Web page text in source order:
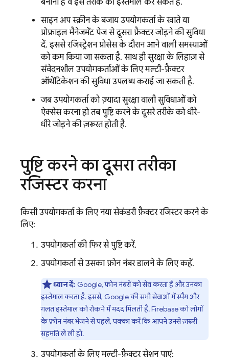
बनाना है वे इस तरीके का इस्तेमाल कर सकते हैं.
साइन अप स्क्रीन के बजाय, उपयोगकर्ता के खाते या
प्रोफ़ाइल मैनेजमेंट पेज से दूसरा फ़ैक्टर जोड़ने की सुविधा
दें. इससे रजिस्ट्रेशन प्रोसेस के दौरान आने वाली समस्याओं
को कम किया जा सकता है. साथ ही, सुरक्षा के लिहाज़ से
संवेदनशील उपयोगकर्ताओं के लिए, मल्टी-फ़ैक्टर
ऑथेंटिकेशन की सुविधा उपलब्ध कराई जा सकती है.
जब उपयोगकर्ता को ज़्यादा सुरक्षा वाली सुविधाओं को
ऐक्सेस करना हो, तब पुष्टि करने के दूसरे तरीके को धीरे-
धीरे जोड़ने की ज़रूरत होती है.
पुष्टि करने का दूसरा तरीका
रजिस्टर करना
किसी उपयोगकर्ता के लिए नया सेकंडरी फ़ैक्टर रजिस्टर करने के
लिए:
उपयोगकर्ता की फिर से पुष्टि करें.
उपयोगकर्ता से उसका फ़ोन नंबर डालने के लिए कहें.
ध्यान दें: Google, फ़ोन नंबरों को सेव करता है और उनका
इस्तेमाल करता है. इससे, Google की सभी सेवाओं में स्पैम और
गलत इस्तेमाल को रोकने में मदद मिलती है.Firebaseको लोगों
के फ़ोन नंबर भेजने से पहले, पक्का करें कि आपने उनसे ज़रूरी
सहमति ले ली हो.
उपयोगकर्ता के लिए, मल्टी-फ़ैक्टर सेशन पाएं: